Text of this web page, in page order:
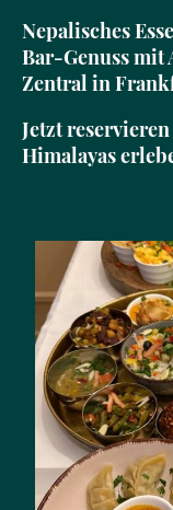
Nepalisches
Bar-Genuss mit
Zentral in
Jetzt
Himalayas